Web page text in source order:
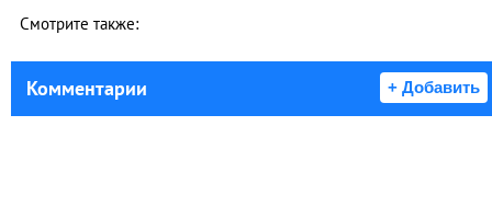
Смотрите также:
Комментарии + Добавить